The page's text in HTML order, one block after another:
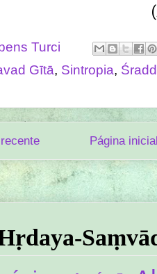
Turci
Gītā, Sintropia,
Página